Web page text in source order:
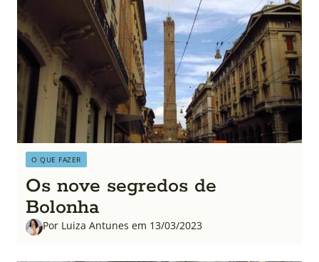
O QUE FAZER
Os nove segredos de
Bolonha
Por Luiza Antunes em 13/03/2023